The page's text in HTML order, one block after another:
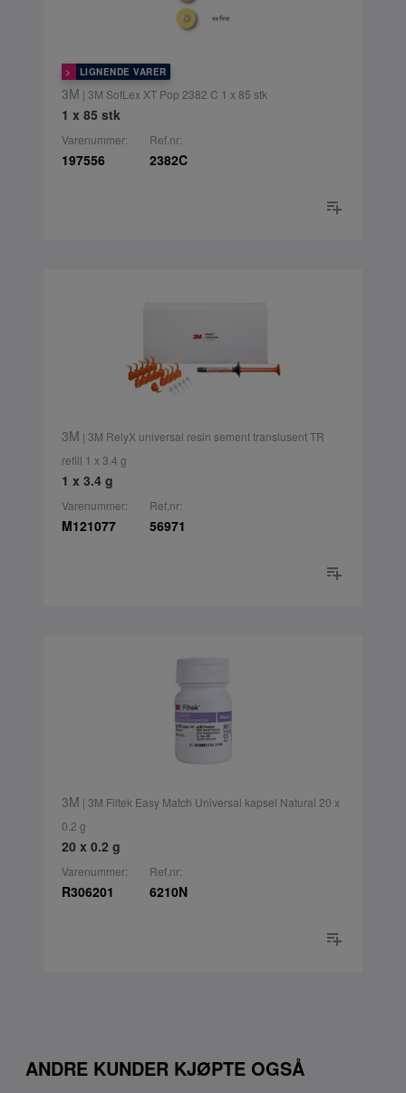
LIGNENDE VARER
3M | 3M SofLex XT Pop 2382 C 1 x 85 stk
1 x 85 stk
Varenummer:
197556
Ref.nr:
2382C
3M | 3M RelyX universal resin sement translusent TR
refill 1 x 3.4 g
1 x 3.4 g
Varenummer:
M121077
Ref.nr:
56971
3M | 3M Filtek Easy Match Universal kapsel Natural 20 x
0.2 g
20 x 0.2 g
Varenummer:
R306201
Ref.nr:
6210N
ANDRE KUNDER KJØPTE OGSÅ